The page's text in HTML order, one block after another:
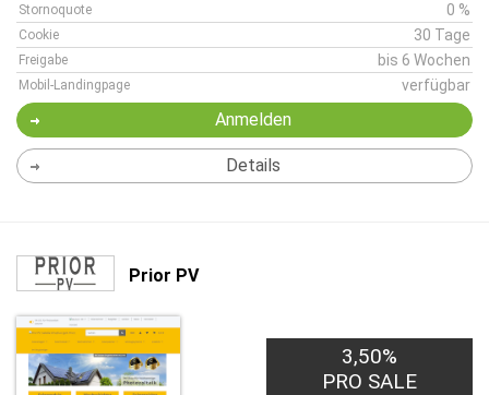
Stornoquote 0 %
Cookie 30 Tage
Freigabe bis 6 Wochen
Mobil-Landingpage verfügbar
Anmelden
Details
Prior PV
3,50%
PRO SALE